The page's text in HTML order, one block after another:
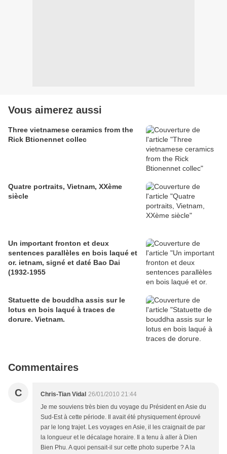
Vous aimerez aussi
Three vietnamese ceramics from the
Rick Btionennet collec
Quatre portraits, Vietnam, XXème
siècle
Un important fronton et deux
sentences parallèles en bois laqué et
or. ietnam, signé et daté Bao Dai
(1932-1955
Statuette de bouddha assis sur le
lotus en bois laqué à traces de
dorure. Vietnam.
Commentaires
C Chris-Tian Vidal 26/01/2010 21:44
Je me souviens très bien du voyage du Président en Asie du
Sud-Est à cette période. Il avait été physiquement éprouvé
par le long trajet. Les voyages en Asie, il les craignait de par
la longueur et le décalage horaire. Il a tenu à aller à Dien
Bien Phu. A quoi pensait-il sur cette photo superbe ? A la